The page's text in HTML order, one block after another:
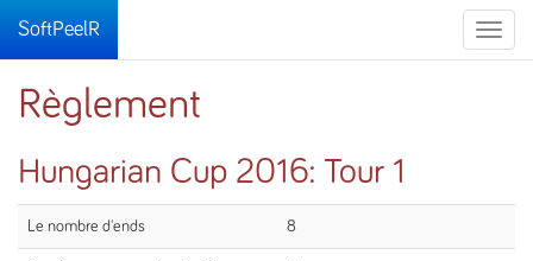
Toggle
SoftPeelR
Règlement
Hungarian Cup 2016: Tour 1
Le nombre d'ends 8